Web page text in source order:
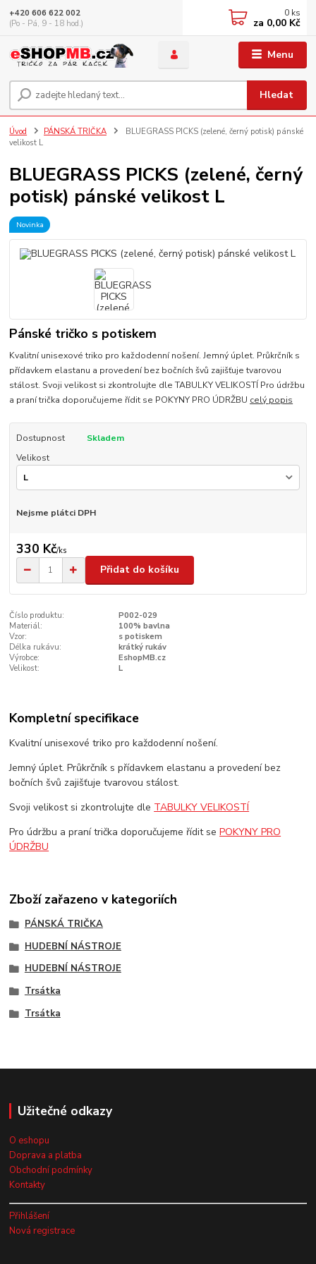
Menu
Hledat
+420 606 622 002
(Po - Pá, 9 - 18 hod.)
0 ks
za 0,00 Kč
Úvod PÁNSKÁ TRIČKA
BLUEGRASS PICKS (zelené, černý potisk) pánské
velikost L
BLUEGRASS PICKS (zelené, černý
potisk) pánské velikost L
Novinka
Pánské tričko s potiskem
Kvalitní unisexové triko pro každodenní nošení. Jemný úplet. Průkrčník s
přídavkem elastanu a provedení bez bočních švů zajišťuje tvarovou
stálost. Svoji velikost si zkontrolujte dle TABULKY VELIKOSTÍ Pro údržbu
a praní trička doporučujeme řídit se POKYNY PRO ÚDRŽBU celý popis
Dostupnost
Skladem
Velikost
Nejsme plátci DPH
330 Kč/ks
Přidat do košíku
Číslo produktu:
P002-029
Materiál:
100% bavlna
Vzor:
s potiskem
Délka rukávu:
krátký rukáv
Výrobce:
EshopMB.cz
Velikost:
L
Kompletní specifikace
Kvalitní unisexové triko pro každodenní nošení.
Jemný úplet. Průkrčník s přídavkem elastanu a provedení bez
bočních švů zajišťuje tvarovou stálost.
Svoji velikost si zkontrolujte dle TABULKY VELIKOSTÍ
Pro údržbu a praní trička doporučujeme řídit sePOKYNY PRO
ÚDRŽBU
Zboží zařazeno v kategoriích
PÁNSKÁ TRIČKA
HUDEBNÍ NÁSTROJE
HUDEBNÍ NÁSTROJE
Trsátka
Trsátka
Užitečné odkazy
O eshopu
Doprava a platba
Obchodní podmínky
Kontakty
Přihlášení
Nová registrace